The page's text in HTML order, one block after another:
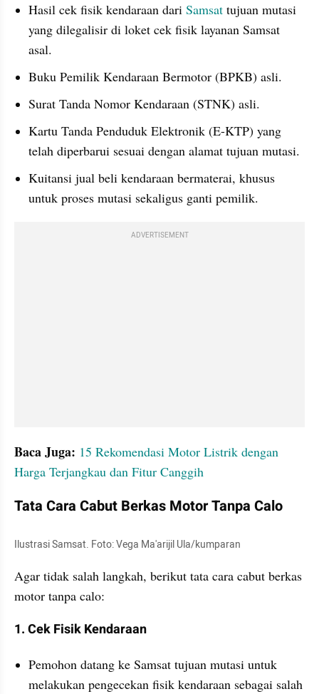
Hasil cek fisik kendaraan dari Samsat tujuan mutasi
yang dilegalisir di loket cek fisik layanan Samsat
asal.
Buku Pemilik Kendaraan Bermotor (BPKB) asli.
Surat Tanda Nomor Kendaraan (STNK) asli.
Kartu Tanda Penduduk Elektronik (E-KTP) yang
telah diperbarui sesuai dengan alamat tujuan mutasi.
Kuitansi jual beli kendaraan bermaterai, khusus
untuk proses mutasi sekaligus ganti pemilik.
ADVERTISEMENT
Baca Juga: 15 Rekomendasi Motor Listrik dengan
Harga Terjangkau dan Fitur Canggih
Tata Cara Cabut Berkas Motor Tanpa Calo
Ilustrasi Samsat. Foto: Vega Ma'arijil Ula/kumparan
Agar tidak salah langkah, berikut tata cara cabut berkas
motor tanpa calo:
1. Cek Fisik Kendaraan
Pemohon datang ke Samsat tujuan mutasi untuk
melakukan pengecekan fisik kendaraan sebagai salah